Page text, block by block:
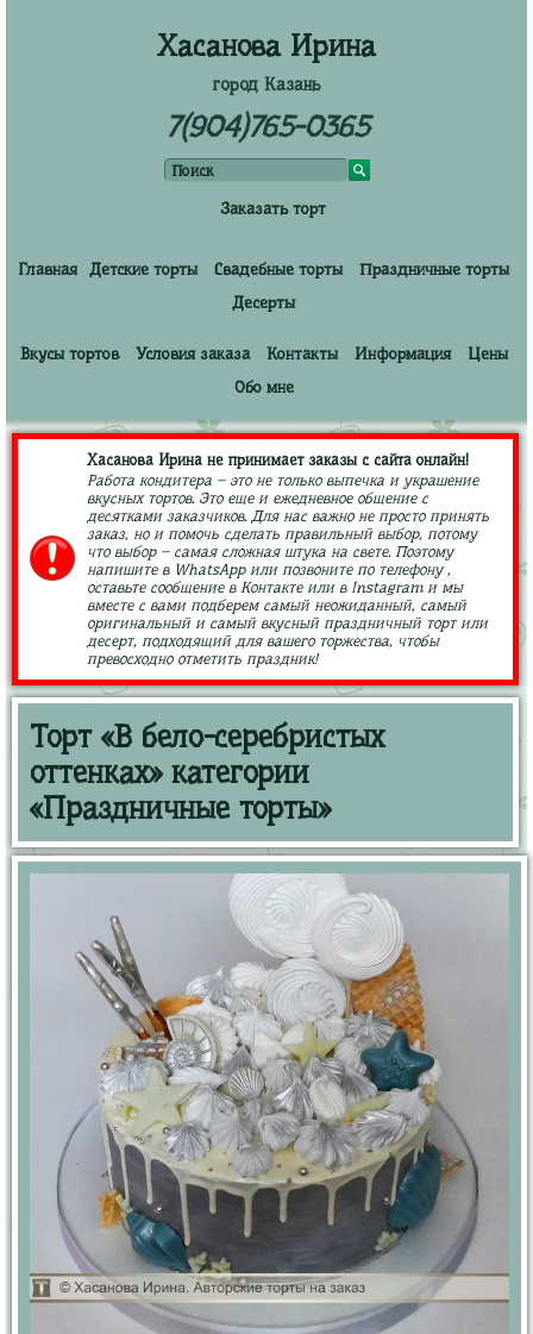
Хасанова Ирина
город Казань
7(904)765-0365
Заказать торт
Главная Детские торты Свадебные торты
Праздничные торты
Десерты
Вкусы тортов Условия заказа Контакты Информация
Цены
Обо мне
Хасанова Ирина не принимает заказы с сайта онлайн!
Работа кондитера – это не только выпечка и украшение
вкусных тортов. Это еще и ежедневное общение с
десятками заказчиков. Для нас важно не просто принять
заказ, но и помочь сделать правильный выбор, потому
что выбор – самая сложная штука на свете. Поэтому
напишите в WhatsApp или позвоните по телефону ,
оставьте сообщение в Контакте или в Instagram и мы
вместе с вами подберем самый неожиданный, самый
оригинальный и самый вкусный праздничный торт или
десерт, подходящий для вашего торжества, чтобы
превосходно отметить праздник!
Торт «В бело-серебристых
оттенках» категории
«Праздничные торты»